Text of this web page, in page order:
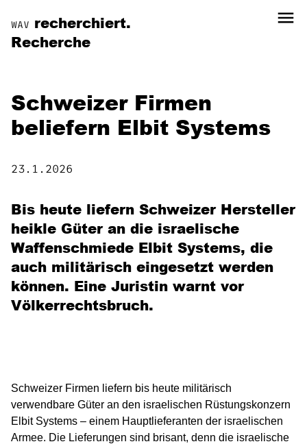
WAV recherchiert. menu
Recherche
Schweizer Firmen
beliefern Elbit Systems
23.1.2026
Bis heute liefern Schweizer Hersteller
heikle Güter an die israelische
Waffenschmiede Elbit Systems, die
auch militärisch eingesetzt werden
können. Eine Juristin warnt vor
Völkerrechtsbruch.
Schweizer Firmen liefern bis heute militärisch
verwendbare Güter an den israelischen Rüstungskonzern
Elbit Systems – einem Hauptlieferanten der israelischen
Armee. Die Lieferungen sind brisant, denn die israelische